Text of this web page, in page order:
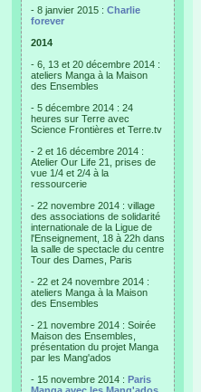
- 8 janvier 2015 : Charlie
forever
2014
- 6, 13 et 20 décembre 2014 :
ateliers Manga à la Maison
des Ensembles
- 5 décembre 2014 : 24
heures sur Terre avec
Science Frontières et Terre.tv
- 2 et 16 décembre 2014 :
Atelier Our Life 21, prises de
vue 1/4 et 2/4 à la
ressourcerie
- 22 novembre 2014 : village
des associations de solidarité
internationale de la Ligue de
l'Enseignement, 18 à 22h dans
la salle de spectacle du centre
Tour des Dames, Paris
- 22 et 24 novembre 2014 :
ateliers Manga à la Maison
des Ensembles
- 21 novembre 2014 : Soirée
Maison des Ensembles,
présentation du projet Manga
par les Mang'ados
- 15 novembre 2014 : Paris